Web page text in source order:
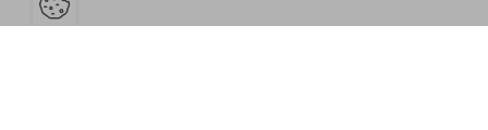
Ouvrir la barre de gestion des